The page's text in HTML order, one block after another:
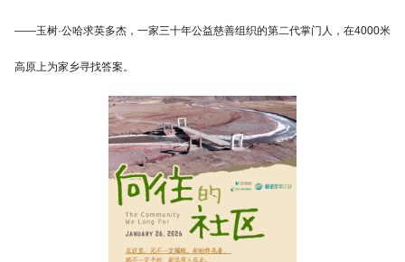
——玉树·公哈求英多杰，一家三十年公益慈善组织的第二代掌门人，在4000米
高原上为家乡寻找答案。